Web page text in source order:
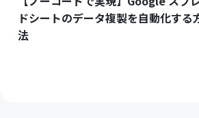
ドシートのデータ複製を自動化する
法